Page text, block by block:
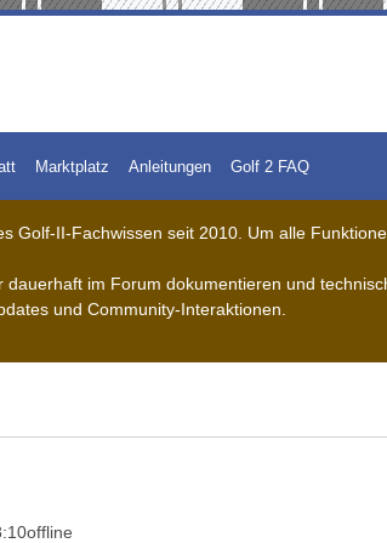
Marktplatz Anleitungen Golf 2 FAQ
Golf-II-Fachwissen seit 2010. Um alle
im Forum dokumentieren und
und Community-Interaktionen.
offline